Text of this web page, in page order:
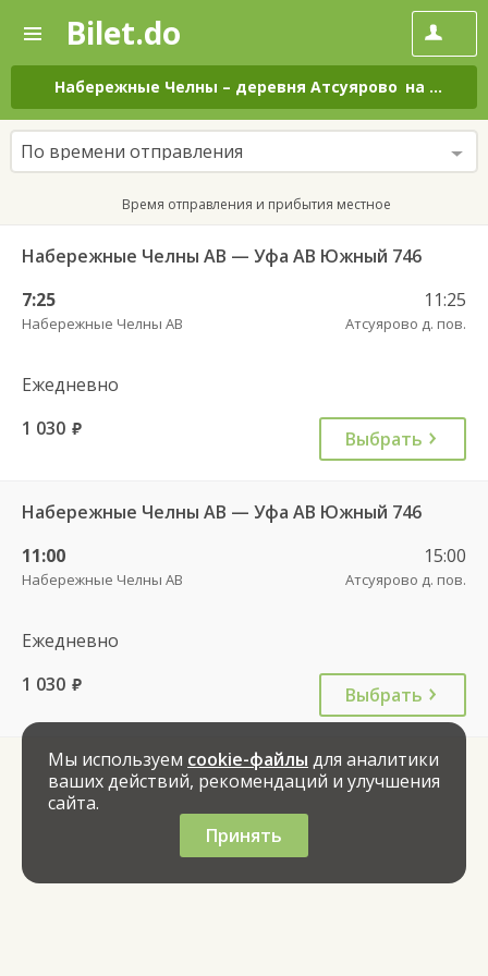
—
Поиск
и
покупка
билетов
на
автобус
онлайн
Bilet.do
Набережные Челны – деревня Атсуярово на все дни
По времени отправления
Время отправления и прибытия местное
Набережные Челны АВ — Уфа АВ Южный 746
7:25
Набережные Челны АВ
11:25
Атсуярово д. пов.
Ежедневно
1 030 руб. Выбрать
Набережные Челны АВ — Уфа АВ Южный 746
11:00
Набережные Челны АВ
15:00
Атсуярово д. пов.
Ежедневно
1 030 руб. Выбрать
Мы используем cookie-файлы для аналитики
ваших действий, рекомендаций и улучшения
сайта.
Принять